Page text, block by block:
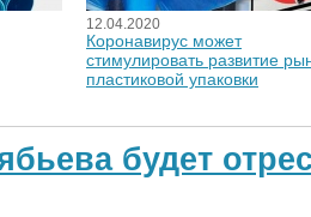
12.04.2020
Коронавирус может
стимулировать развитие
пластиковой упаковки
будет